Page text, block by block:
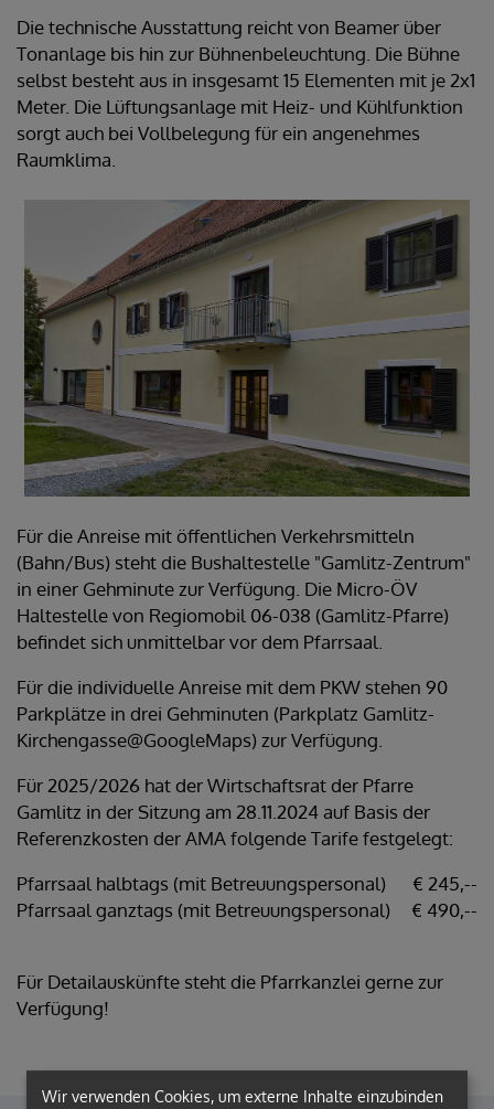
Die technische Ausstattung reicht von Beamer über
Tonanlage bis hin zur Bühnenbeleuchtung. Die Bühne
selbst besteht aus in insgesamt 15 Elementen mit je 2x1
Meter. Die Lüftungsanlage mit Heiz- und Kühlfunktion
sorgt auch bei Vollbelegung für ein angenehmes
Raumklima.
Für die Anreise mit öffentlichen Verkehrsmitteln
(Bahn/Bus) steht die Bushaltestelle "Gamlitz-Zentrum"
in einer Gehminute zur Verfügung. Die Micro-ÖV
Haltestelle von Regiomobil 06-038 (Gamlitz-Pfarre)
befindet sich unmittelbar vor dem Pfarrsaal.
Für die individuelle Anreise mit dem PKW stehen 90
Parkplätze in drei Gehminuten (Parkplatz Gamlitz-
Kirchengasse@GoogleMaps) zur Verfügung.
Für 2025/2026 hat der Wirtschaftsrat der Pfarre
Gamlitz in der Sitzung am 28.11.2024 auf Basis der
Referenzkosten der AMA folgende Tarife festgelegt:
Pfarrsaal halbtags (mit Betreuungspersonal)
€ 245,--
Pfarrsaal ganztags (mit Betreuungspersonal)
€ 490,--
Für Detailauskünfte steht die Pfarrkanzlei gerne zur
Verfügung!
Wir verwenden Cookies, um externe Inhalte einzubinden